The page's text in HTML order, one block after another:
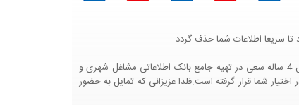
تا سریعا اطلاعات شما حذف گردد.
پرتال مشاغل ایران در جهت رشد فرهنگ بازاریابی و کمک به جامعه بازاریابی و اقتصاد کشور عزیزمان این وب سایت را راه اندازی نموده و با تلاش و کوشش 4 ساله سعی در تهیه جامع بانک اطلاعاتی مشاغل شهری و
شما قرار گرفته است.فلذا عزیزانی که تمایل به حضور